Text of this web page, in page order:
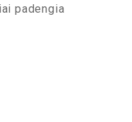
padengia